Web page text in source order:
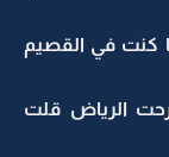
كنت في القصيم
الرياض قلت